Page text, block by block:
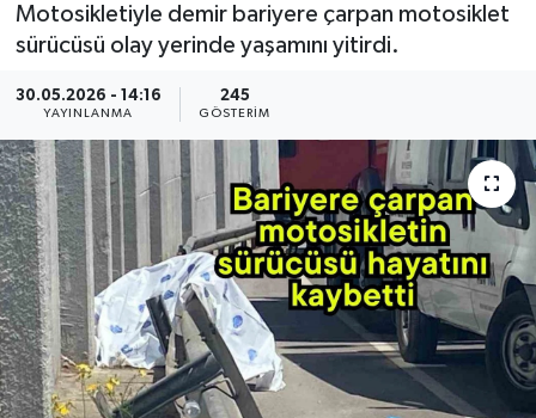
Motosikletiyle demir bariyere çarpan motosiklet
sürücüsü olay yerinde yaşamını yitirdi.
30.05.2026 - 14:16
YAYINLANMA
245
GÖSTERIM
Magazin
Resmi İlanlar
Sağlık
Haber Arşivi